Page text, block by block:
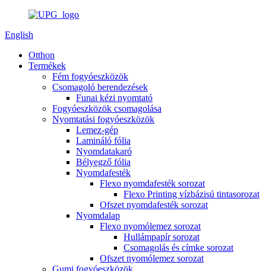
English
Otthon
Termékek
Fém fogyóeszközök
Csomagoló berendezések
Funai kézi nyomtató
Fogyóeszközök csomagolása
Nyomtatási fogyóeszközök
Lemez-gép
Lamináló fólia
Nyomdatakaró
Bélyegző fólia
Nyomdafesték
Flexo nyomdafesték sorozat
Flexo Printing vízbázisú tintasorozat
Ofszet nyomdafesték sorozat
Nyomdalap
Flexo nyomólemez sorozat
Hullámpapír sorozat
Csomagolás és címke sorozat
Ofszet nyomólemez sorozat
Gumi fogyóeszközök